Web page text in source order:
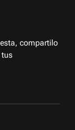
compartilo
tus